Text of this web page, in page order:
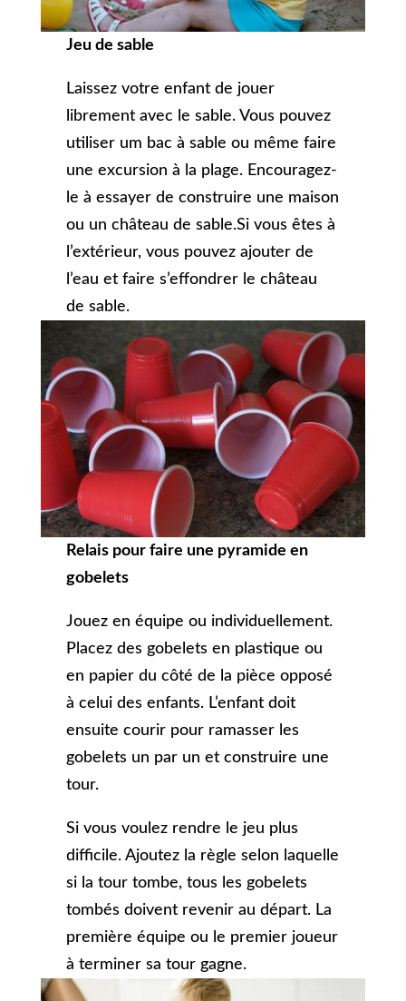
Jeu de sable
Laissez votre enfant de jouer
librement avec le sable. Vous pouvez
utiliser um bac à sable ou même faire
une excursion à la plage. Encouragez-
le à essayer de construire une maison
ou un château de sable.Si vous êtes à
l’extérieur, vous pouvez ajouter de
l’eau et faire s’effondrer le château
de sable.
Relais pour faire une pyramide en
gobelets
Jouez en équipe ou individuellement.
Placez des gobelets en plastique ou
en papier du côté de la pièce opposé
à celui des enfants. L’enfant doit
ensuite courir pour ramasser les
gobelets un par un et construire une
tour.
Si vous voulez rendre le jeu plus
difficile. Ajoutez la règle selon laquelle
si la tour tombe, tous les gobelets
tombés doivent revenir au départ. La
première équipe ou le premier joueur
à terminer sa tour gagne.